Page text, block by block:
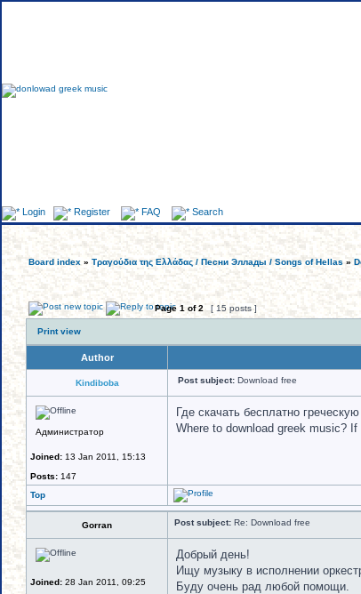
Login Register FAQ Search
Board index » Τραγούδια της Ελλάδας / Песни Эллады / Songs of Hellas »
Page 1 of2 [ 15 posts ]
Print view
Author
Kindiboba Post subject: Download free
Администратор
Joined: 13 Jan 2011, 15:13
Posts: 147
Гдe скачать бесплатно
Where to download greek music?
Top
Gorran Post subject: Re: Download free
Joined: 28 Jan 2011, 09:25
Добрый день!
Ищу музыку в исполнении
Буду очень рад любой помощи.